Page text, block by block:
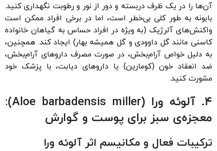
آن‌ها را در یک ظرف دربسته و دور از نور و رطوبت نگهداری کنید.
بابونه به طور کلی بی‌خطر است، اما در برخی افراد ممکن است
واکنش‌های آلرژیک (به ویژه در افراد حساس به گیاهان خانواده
کاسنی مانند گل داوودی و گل همیشه بهار) ایجاد کند. همچنین،
به دلیل خواص آرام‌بخش، در صورت مصرف داروهای آرام‌بخش،
ضد انعقاد خون (کومارین) یا داروهای دیابت، با پزشک خود
مشورت کنید.
۴. آلوئه ورا (Aloe barbadensis miller):
معجزه‌ی سبز برای پوست و گوارش
ترکیبات فعال و مکانیسم اثر آلوئه ورا